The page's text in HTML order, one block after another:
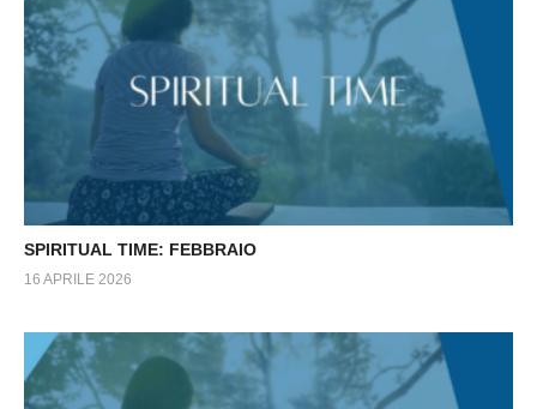
SPIRITUAL TIME: FEBBRAIO
16 APRILE 2026